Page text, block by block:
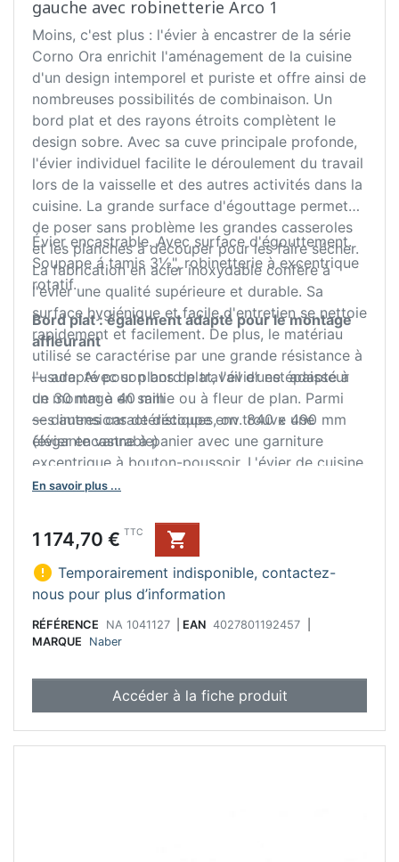
gauche avec robinetterie Arco 1
Moins, c'est plus : l'évier à encastrer de la série
Corno Ora enrichit l'aménagement de la cuisine
d'un design intemporel et puriste et offre ainsi de
nombreuses possibilités de combinaison. Un
bord plat et des rayons étroits complètent le
design sobre. Avec sa cuve principale profonde,
l'évier individuel facilite le déroulement du travail
lors de la vaisselle et des autres activités dans la
cuisine. La grande surface d'égouttage permet
de poser sans problème les grandes casseroles
et les planches à découper pour les faire sécher.
La fabrication en acier inoxydable confère à
l'évier une qualité supérieure et durable. Sa
surface hygiénique et facile d'entretien se nettoie
rapidement et facilement. De plus, le matériau
utilisé se caractérise par une grande résistance à
l'usure. Avec son bord plat, l'évier est adapté à
un montage en saillie ou à fleur de plan. Parmi
ses autres caractéristiques, on trouve une
élégante vanne à panier avec une garniture
excentrique à bouton-poussoir. L'évier de cuisine
peut être commandé en option avec une
la robinetterie, il est équipé d'un banc de
robinetterie renforcé.
Évier encastrable. Avec surface d'égouttement.
Soupape á tamis 3½", robinetterie à excentrique
rotatif.
Bord plat : également adapté pour le montage
affleurant
— adapté pour plans de travail d’une épaisseur
de 30 mm à 40 mm
— dimensions de découpe env. 840 x 490 mm
(évier encastrable)
En savoir plus ...
Prix
1 174,70 € TTC

 Temporairement indisponible, contactez-
nous pour plus d’information
RÉFÉRENCE NA 1041127 EAN 4027801192457
MARQUE
Naber
Accéder à la fiche produit